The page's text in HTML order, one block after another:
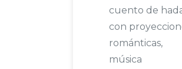
cuento de
con
románticas,
música